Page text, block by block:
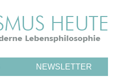
NEWSLETTER